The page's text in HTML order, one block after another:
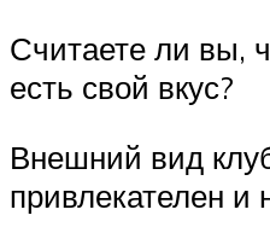
Считаете ли вы,
есть свой вкус?
Внешний вид
привлекателен и